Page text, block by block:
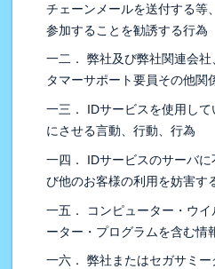
チェーンメールを送付する等
参加することを勧誘する行為
一二． 弊社及び弊社関連会
タマーサポート要員その他関
一三． IDサービスを使用し
にさせる言動、行動、行為
一四． IDサービスのサーバ
び他のお客様の利用を妨害す
一五． コンピューター・ウ
ーター・プログラムを含む情
一六． 弊社またはセガサミ